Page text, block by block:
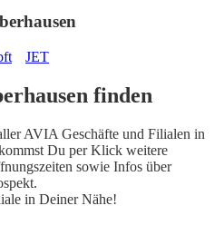
JET
finden
AVIA Geschäfte und Filialen in
Du per Klick weitere
sowie Infos über
in Deiner Nähe!